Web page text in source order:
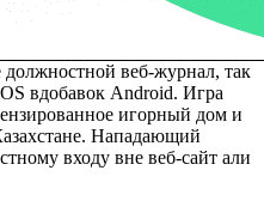
веб-журнал, так
вдобавок Android. Игра
игорный дом и
Нападающий
входу вне веб-сайт али